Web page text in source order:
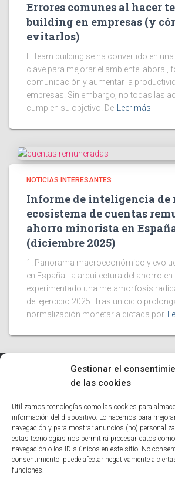
Gestionar el
de las cookies
Utilizamos tecnologías como las cookies para
información del dispositivo. Lo hacemos para
navegación y para mostrar anuncios (no)
estas tecnologías nos permitirá procesar datos
navegación o los ID's únicos en este sitio. No
consentimiento, puede afectar negativamente a
funciones.
Errores comunes al hacer
building en empresas (y
evitarlos)
El team building se ha convertido en
clave para mejorar el ambiente laboral,
comunicación y aumentar la
empresas. Sin embargo, no todas las
cumplen su objetivo. De
Leer más
NOTICIAS INTERESANTES
Informe de inteligencia de
ecosistema de cuentas
ahorro minorista en
(diciembre 2025)
1. Panorama macroeconómico y
en España La arquitectura del ahorro en
experimentado una metamorfosis
del ejercicio 2025. Tras un ciclo
normalización monetaria dictada por
TECNOLOGÍA EDUCATIVO
HUMOR NOTICIAS
POLÍTICA DE COOKIES (UE)